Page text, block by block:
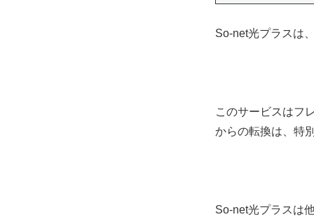
So-net光プラスは
このサービスはフ
からの転換は、特
So-net光プラスは